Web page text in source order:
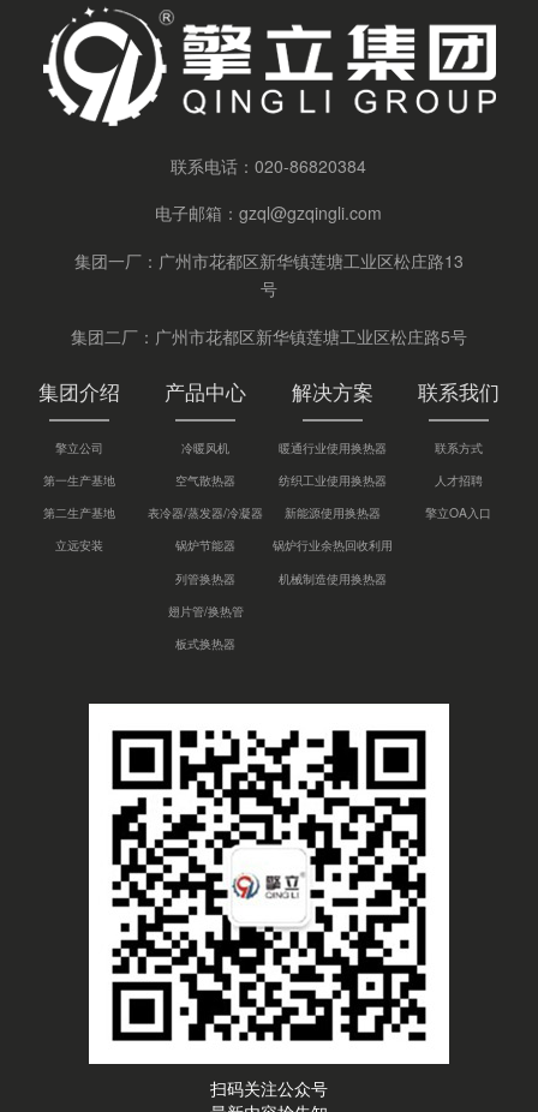
联系电话：020-86820384
电子邮箱：gzql@gzqingli.com
集团一厂：广州市花都区新华镇莲塘工业区松庄路13
号
集团二厂：广州市花都区新华镇莲塘工业区松庄路5号
集团介绍
擎立公司
第一生产基地
第二生产基地
立远安装
产品中心
冷暖风机
空气散热器
表冷器/蒸发器/冷凝器
锅炉节能器
列管换热器
翅片管/换热管
板式换热器
解决方案
暖通行业使用换热器
纺织工业使用换热器
新能源使用换热器
锅炉行业余热回收利用
机械制造使用换热器
联系我们
联系方式
人才招聘
擎立OA入口
扫码关注公众号